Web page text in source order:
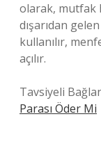
olarak, mutfak
dışarıdan
kullanılır,
açılır.
Tavsiyeli
Parası Öder Mi